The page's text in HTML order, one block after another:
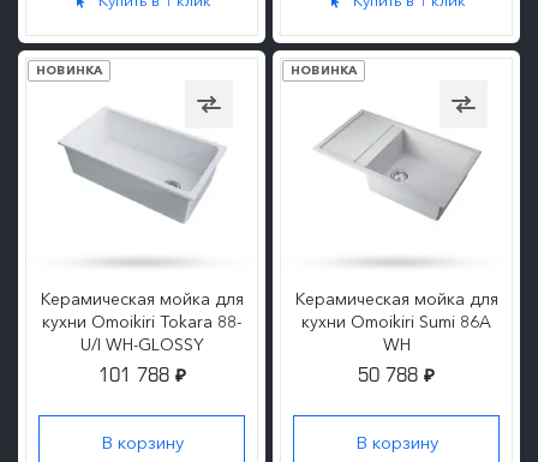
НОВИНКА
Керамическая мойка для
кухни Omoikiri Tokara 88-
U/I WH-GLOSSY
101 788 ₽
НОВИНКА
Керамическая мойка для
кухни Omoikiri Sumi 86A
WH
50 788 ₽
ПОДРОБНЕЕ ПОДРОБНЕЕ